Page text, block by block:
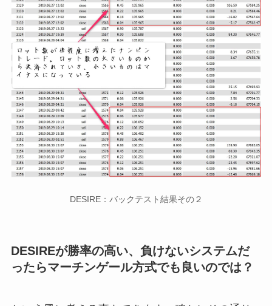
DESIRE：バックテスト結果その２
DESIREが勝率の高い、負けないシステムだ
ったらマーチンゲール方式でも良いのでは？